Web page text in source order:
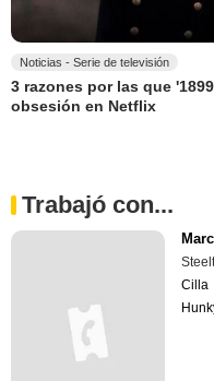
Noticias - Serie de televisión
3 razones por las que
obsesión en Netflix
Trabajó con...
Cilla